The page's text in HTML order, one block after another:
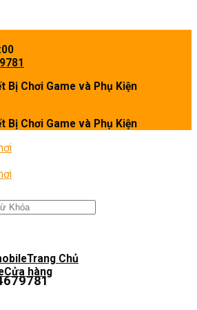
Bị Chơi Game và Phụ Kiện
Bị Chơi Game và Phụ Kiện
Trang Chủ
Cửa hàng